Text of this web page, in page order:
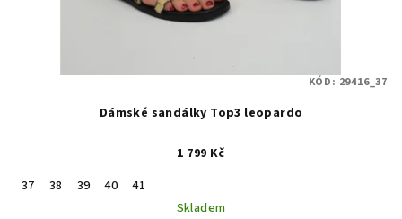
Dámské sandálky Top3 leopardo
1 799 Kč
37
38 39 40
41
Skladem
KÓD: 29416_37